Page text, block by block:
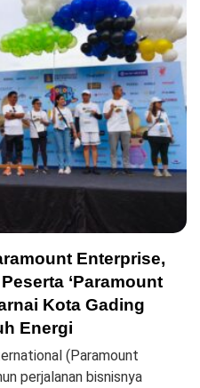
Enterprise,
‘Paramount
Kota Gading
Energi
(Paramount
perjalanan bisnisnya